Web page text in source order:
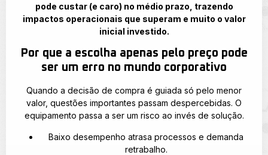
pode custar (e caro) no médio prazo, trazendo
impactos operacionais que superam e muito o valor
inicial investido.
Por que a escolha apenas pelo preço pode
ser um erro no mundo corporativo
Quando a decisão de compra é guiada só pelo menor
valor, questões importantes passam despercebidas. O
equipamento passa a ser um risco ao invés de solução.
Baixo desempenho atrasa processos e demanda
retrabalho.